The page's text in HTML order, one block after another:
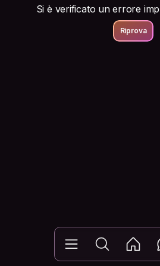
Si è verificato un errore
Riprova